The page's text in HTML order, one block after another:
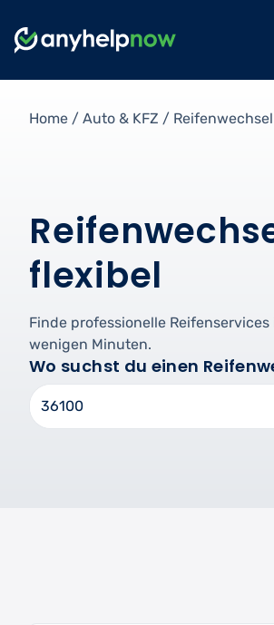
Home / Auto & KFZ / Reifenwechsel
flexibel
Finde professionelle
wenigen Minuten.
Wo suchst du einen